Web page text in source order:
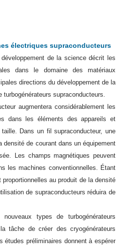
électriques supraconducteurs
de la science décrit les
dans le domaine des matériaux
directions du développement de la
supraconducteurs.
augmentera considérablement les
dans les éléments des appareils et
Dans un fil supraconducteur, une
de courant dans un équipement
Les champs magnétiques peuvent
les machines conventionnelles. Étant
au produit de la densité
de supraconducteurs réduira de
types de turbogénérateurs
tâche de créer des cryogénérateurs
préliminaires donnent à espérer